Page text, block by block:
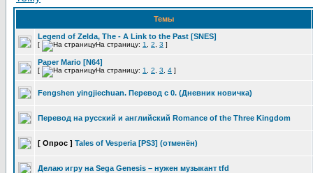
Темы
Legend of Zelda, The - A Link to the Past [SNES]
[ На страницу: 1 2 3 ]
Paper Mario [N64]
[ На страницу: 1 2 3 4 ]
Fengshen yingjiechuan. Перевод с 0. (Дневник новичка)
Перевод на русский и английский Romance of the Three Kingdom
[ Опрос ] Tales of Vesperia [PS3] (отменён)
Делаю игру на Sega Genesis – нужен музыкант tfd